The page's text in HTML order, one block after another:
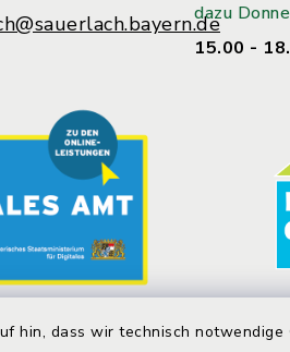
hin, dass wir technisch
dazu
15.00 -